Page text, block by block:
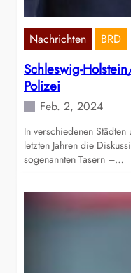
Nachrichten BRD
Schleswig-
Polizei
Feb. 2, 2024
In verschiedenen
letzten Jahren die
sogenannten Tasern –…